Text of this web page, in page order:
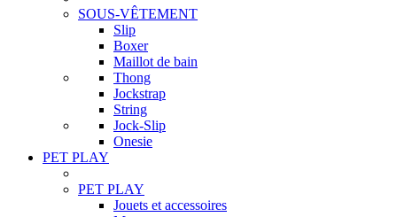
SOUS-VÊTEMENT
Slip
Boxer
Maillot de bain
Thong
Jockstrap
String
Jock-Slip
Onesie
PET PLAY
PET PLAY
Jouets et accessoires